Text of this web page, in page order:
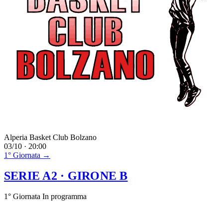
Alperia Basket Club Bolzano
03/10 · 20:00
1° Giornata →
SERIE A2 · GIRONE B
1° Giornata In programma